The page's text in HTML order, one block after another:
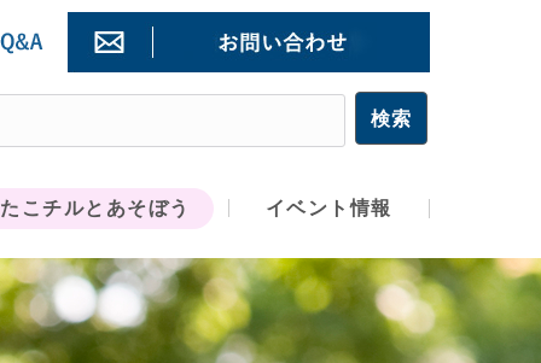
たこチルとあそぼう イベント情報